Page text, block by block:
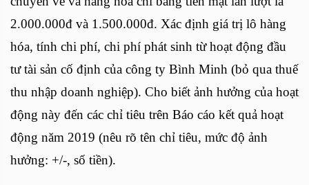
2.000.000đ và 1.500.000đ. Xác định giá trị lô hàng
hóa, tính chi phí, chi phí phát sinh từ hoạt động đầu
tư tài sản cố định của công ty Bình Minh (bỏ qua thuế
thu nhập doanh nghiệp). Cho biết ảnh hưởng của hoạt
động này đến các chỉ tiêu trên Báo cáo kết quả hoạt
động năm 2019 (nêu rõ tên chỉ tiêu, mức độ ảnh
hưởng: +/-, số tiền).